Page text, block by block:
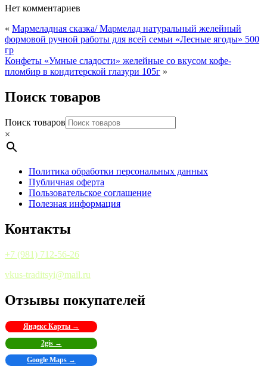
Нет комментариев
« Мармеладная сказка/ Мармелад натуральный желейный
формовой ручной работы для всей семьи «Лесные ягоды» 500
гр
Конфеты «Умные сладости» желейные со вкусом кофе-
пломбир в кондитерской глазури 105г »
Поиск товаров
Поиск товаров
×
Политика обработки персональных данных
Публичная оферта
Пользовательское соглашение
Полезная информация
Контакты
+7 (981) 712-56-26
vkus-traditsyi@mail.ru
Отзывы покупателей
Яндекс Карты →
2gis →
Google Maps →